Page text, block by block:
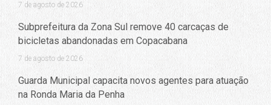
7 de agosto de 2026
Subprefeitura da Zona Sul remove 40 carcaças de
bicicletas abandonadas em Copacabana
7 de agosto de 2026
Guarda Municipal capacita novos agentes para atuação
na Ronda Maria da Penha